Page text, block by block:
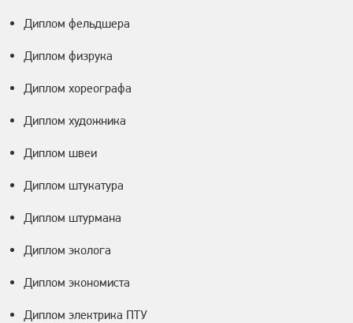
Диплом фельдшера
Диплом физрука
Диплом хореографа
Диплом художника
Диплом швеи
Диплом штукатура
Диплом штурмана
Диплом эколога
Диплом экономиста
Диплом электрика ПТУ